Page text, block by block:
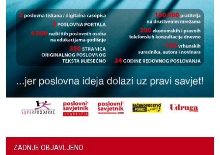
ZADNJE OBJAVLJENO